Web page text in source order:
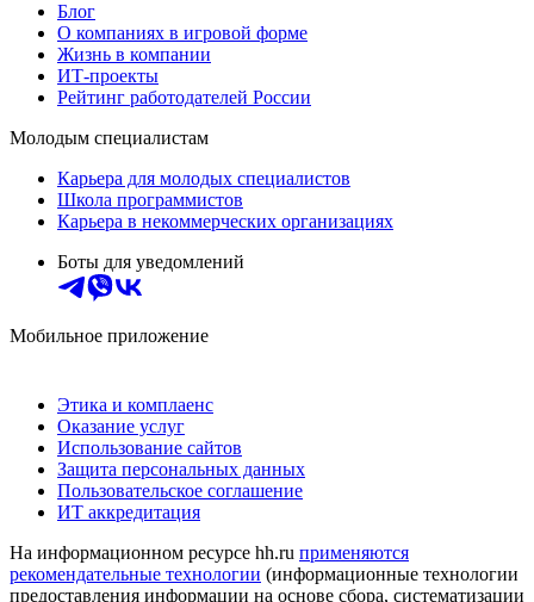
Блог
О компаниях в игровой форме
Жизнь в компании
ИТ-проекты
Рейтинг работодателей России
Молодым специалистам
Карьера для молодых специалистов
Школа программистов
Карьера в некоммерческих организациях
Боты для уведомлений
Мобильное приложение
Этика и комплаенс
Оказание услуг
Использование сайтов
Защита персональных данных
Пользовательское соглашение
ИТ аккредитация
На информационном ресурсе hh.ru применяются
рекомендательные технологии (информационные технологии
предоставления информации на основе сбора, систематизации